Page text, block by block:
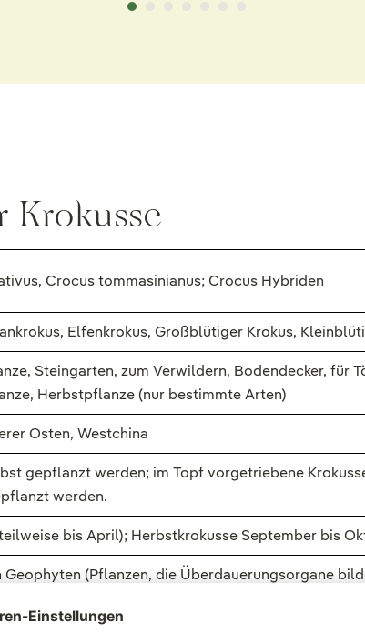
Krokusse
Crocus tommasinianus; Crocus Hybriden
Elfenkrokus, Großblütiger Krokus,
Steingarten, zum Verwildern, Bodendecker, für
Herbstpflanze (nur bestimmte Arten)
Osten, Westchina
gepflanzt werden; im Topf vorgetriebene
werden.
bis April); Herbstkrokusse September bis
Geophyten (Pflanzen, die Überdauerungsorgane
bei Krokussen ist eine Knolle, die jedoch
die wirtschaftlich von großer Bedeutung ist.